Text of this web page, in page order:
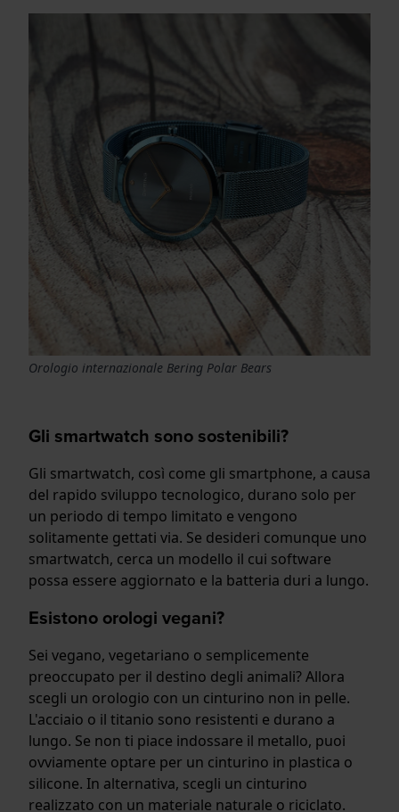
Orologio internazionale Bering Polar Bears
Gli smartwatch sono sostenibili?
Gli smartwatch, così come gli smartphone, a causa
del rapido sviluppo tecnologico, durano solo per
un periodo di tempo limitato e vengono
solitamente gettati via. Se desideri comunque uno
smartwatch, cerca un modello il cui software
possa essere aggiornato e la batteria duri a lungo.
Esistono orologi vegani?
Sei vegano, vegetariano o semplicemente
preoccupato per il destino degli animali? Allora
scegli un orologio con un cinturino non in pelle.
L'acciaio o il titanio sono resistenti e durano a
lungo. Se non ti piace indossare il metallo, puoi
ovviamente optare per un cinturino in plastica o
silicone. In alternativa, scegli un cinturino
realizzato con un materiale naturale o riciclato.